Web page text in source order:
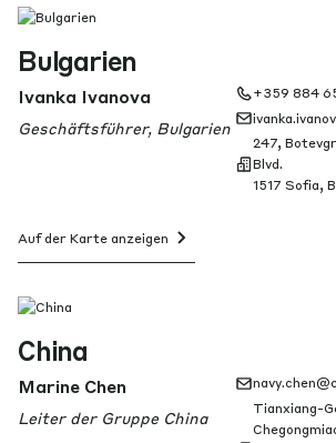
Bulgarien
Ivanka Ivanova
Geschäftsführer, Bulgarien
+359 884
247,
Blvd.
1517 Sofia,
Auf der Karte anzeigen
China
Marine Chen
Leiter der Gruppe China
Tianxiang-